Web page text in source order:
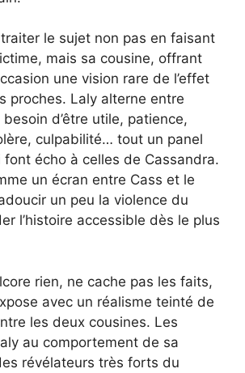
le sujet non pas en faisant
mais sa cousine, offrant
une vision rare de l’effet
proches. Laly alterne entre
d’être utile, patience,
culpabilité… tout un panel
font écho à celles de Cassandra.
un écran entre Cass et le
un peu la violence du
l’histoire accessible dès le plus
rien, ne cache pas les faits,
avec un réalisme teinté de
les deux cousines. Les
au comportement de sa
révélateurs très forts du